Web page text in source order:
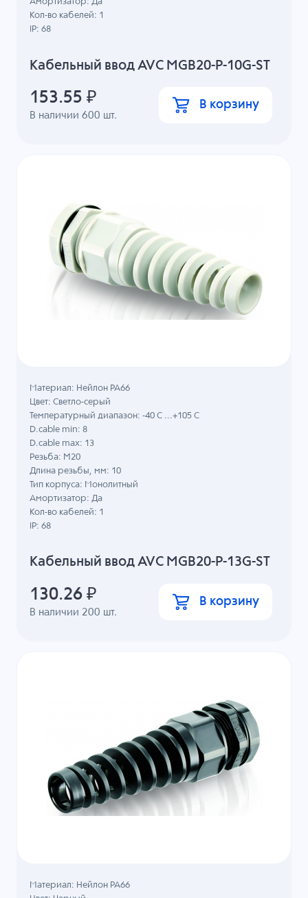
Кабельный ввод AVC MGB20-P-10G-ST
В наличии600 шт.
Амортизатор: Да
Кол-во кабелей: 1
IP: 68
153.55 ₽ В корзину
Кабельный ввод AVC MGB20-P-13G-ST
В наличии 200 шт.
Материал: Нейлон PA66
Цвет: Светло-серый
Температурный диапазон: -40 C ...+105 C
D.cable min: 8
D.cable max: 13
Резьба: M20
Длина резьбы, мм: 10
Тип корпуса: Монолитный
Амортизатор: Да
Кол-во кабелей: 1
IP: 68
130.26 ₽ В корзину
Материал: Нейлон PA66